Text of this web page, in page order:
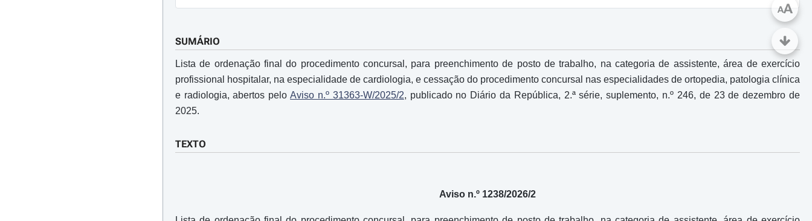
SUMÁRIO
Lista de ordenação final do procedimento concursal, para preenchimento de posto de trabalho, na categoria de assistente, área de exercício
profissional hospitalar, na especialidade de cardiologia, e cessação do procedimento concursal nas especialidades de ortopedia, patologia clínica
e radiologia, abertos peloAviso n.º 31363-W/2025/2, publicado no Diário da República, 2.ª série, suplemento, n.º 246, de 23 de dezembro de
2025.
TEXTO
Aviso n.º 1238/2026/2
AA